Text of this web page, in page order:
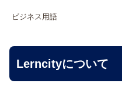
ビジネス用語
Lerncityについて